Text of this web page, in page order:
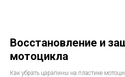
Восстановление и
мотоцикла
Как убрать царапины на пластике